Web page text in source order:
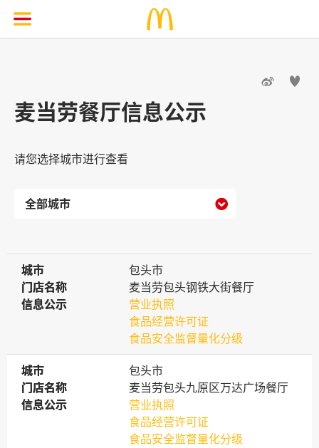
 
麦当劳餐厅信息公示
请您选择城市进行查看

城市
城市
包头市
门店名称
门店名称
麦当劳包头钢铁大街餐厅
信息公示
信息公示
营业执照
食品经营许可证
食品安全监督量化分级
城市
城市
包头市
门店名称
门店名称
麦当劳包头九原区万达广场餐厅
信息公示
信息公示
营业执照
食品经营许可证
食品安全监督量化分级